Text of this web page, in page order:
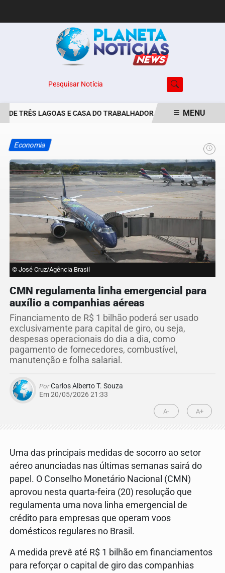
Pesquisar Notícia
TRÊS LAGOAS E CASA DO TRABALHADOR DIVULGAM VAGAS DE
MENU
Economia
© José Cruz/Agência Brasil
CMN regulamenta linha emergencial para
auxílio a companhias aéreas
Financiamento de R$ 1 bilhão poderá ser usado
exclusivamente para capital de giro, ou seja,
despesas operacionais do dia a dia, como
pagamento de fornecedores, combustível,
manutenção e folha salarial.
PorCarlos Alberto T. Souza
Em 20/05/2026 21:33
A- A+
Uma das principais medidas de socorro ao setor
aéreo anunciadas nas últimas semanas sairá do
papel. O Conselho Monetário Nacional (CMN)
aprovou nesta quarta-feira (20) resolução que
regulamenta uma nova linha emergencial de
crédito para empresas que operam voos
domésticos regulares no Brasil.
A medida prevê até R$ 1 bilhão em financiamentos
para reforçar o capital de giro das companhias